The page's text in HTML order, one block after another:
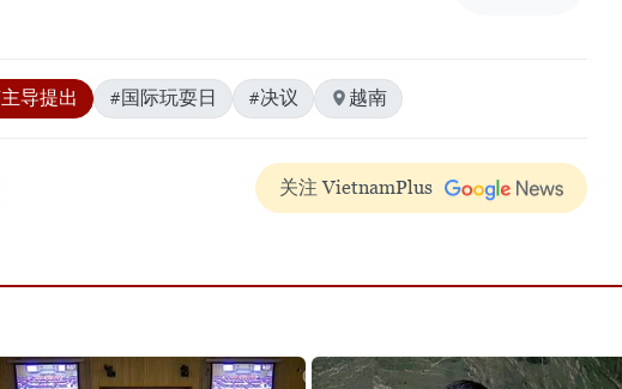
导提出 #国际玩耍日 #决议 越南
关注 VietnamPlus